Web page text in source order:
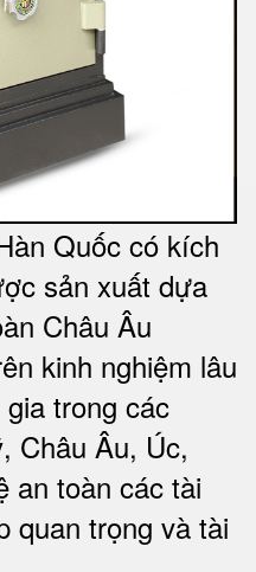
Quốc có kích
sản xuất dựa
Châu Âu
kinh nghiệm lâu
trong các
Châu Âu, Úc,
an toàn các tài
quan trọng và tài